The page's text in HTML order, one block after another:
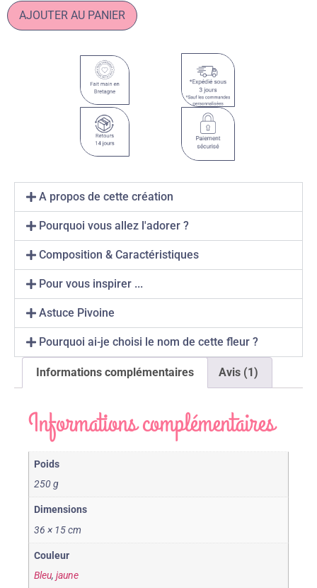
AJOUTER AU PANIER
A propos de cette création
Pourquoi vous allez l'adorer ?
Composition & Caractéristiques
Pour vous inspirer ...
Astuce Pivoine
Pourquoi ai-je choisi le nom de cette fleur ?
Informations complémentaires Avis (1)
Informations complémentaires
Poids
250 g
Dimensions
36 × 15 cm
Couleur
Bleu,jaune